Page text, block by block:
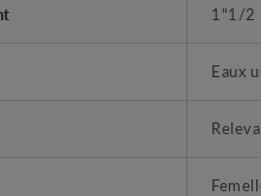
1"1/2
Eaux